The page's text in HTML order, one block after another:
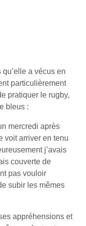
a vécus en
particulièrement
pratiquer le rugby,
bleus :
mercredi après
voit arriver en tenu
j’avais
couverte de
pas vouloir
subir les mêmes
appréhensions et